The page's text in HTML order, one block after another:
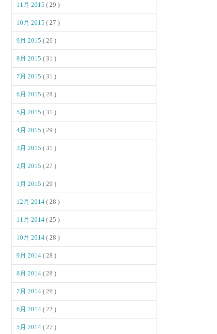
11月 2015( 29 )
10月 2015( 27 )
9月 2015( 26 )
8月 2015( 31 )
7月 2015( 31 )
6月 2015( 28 )
5月 2015( 31 )
4月 2015( 29 )
3月 2015( 31 )
2月 2015( 27 )
1月 2015( 29 )
12月 2014( 28 )
11月 2014( 25 )
10月 2014( 28 )
9月 2014( 28 )
8月 2014( 28 )
7月 2014( 26 )
6月 2014( 22 )
5月 2014( 27 )